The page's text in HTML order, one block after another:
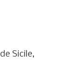
Sicile,